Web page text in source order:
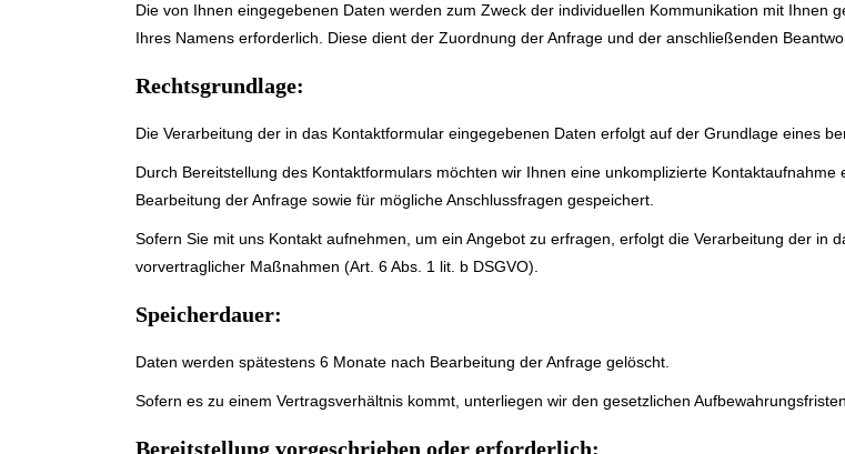
Die von Ihnen eingegebenen Daten werden zum Zweck der individuellen Kommunikation mit Ihnen
Ihres Namens erforderlich. Diese dient der Zuordnung der Anfrage und der anschließenden
Rechtsgrundlage:
Die Verarbeitung der in das Kontaktformular eingegebenen Daten erfolgt auf der Grundlage eines
Durch Bereitstellung des Kontaktformulars möchten wir Ihnen eine unkomplizierte
Bearbeitung der Anfrage sowie für mögliche Anschlussfragen gespeichert.
Sofern Sie mit uns Kontakt aufnehmen, um ein Angebot zu erfragen, erfolgt die Verarbeitung der in
vorvertraglicher Maßnahmen (Art. 6 Abs. 1 lit. b DSGVO).
Speicherdauer:
Daten werden spätestens 6 Monate nach Bearbeitung der Anfrage gelöscht.
Sofern es zu einem Vertragsverhältnis kommt, unterliegen wir den gesetzlichen
Bereitstellung vorgeschrieben oder erforderlich: